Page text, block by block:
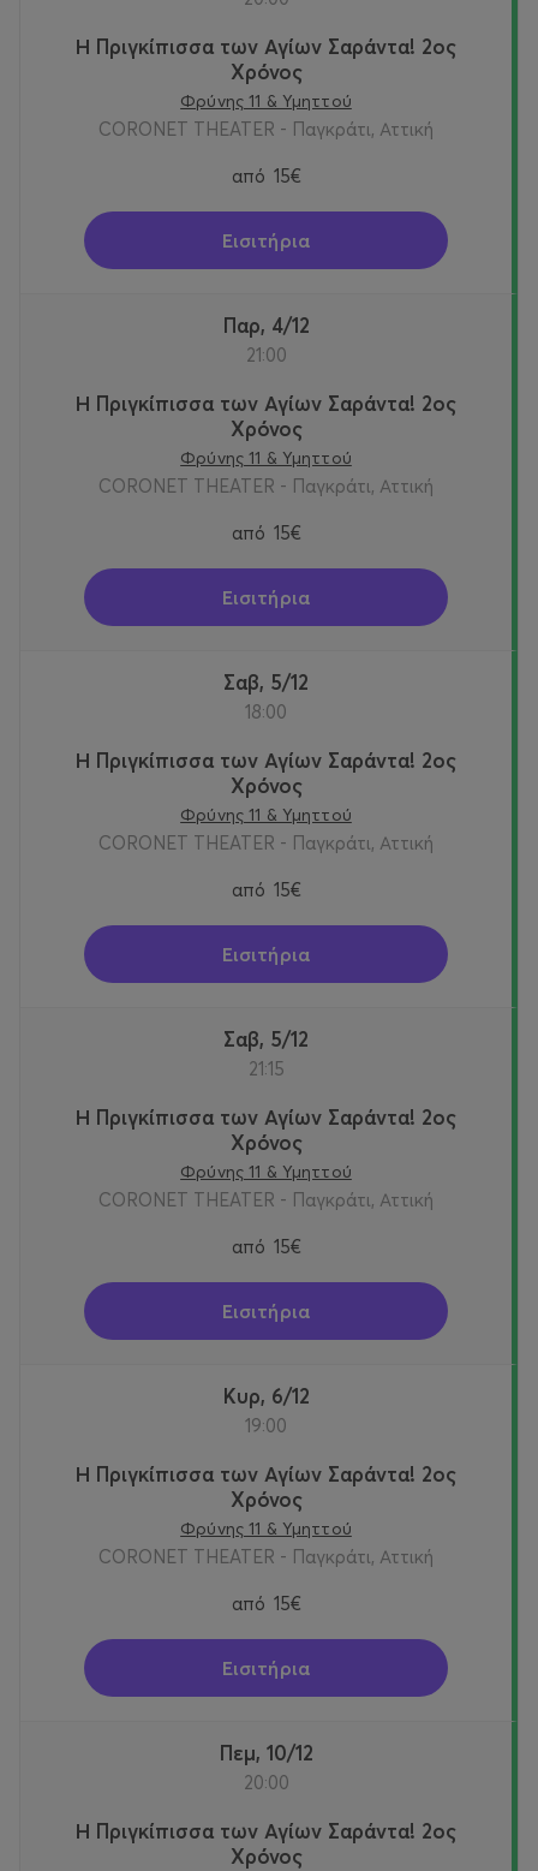
Η Πριγκίπισσα των Αγίων Σαράντα! 2oς
Χρόνος
Φρύνης 11 & Υμηττού
CORONET THEATER - Παγκράτι, Αττική
από 15€
Εισιτήρια
Παρ, 4/12
21:00
Η Πριγκίπισσα των Αγίων Σαράντα! 2oς
Χρόνος
Φρύνης 11 & Υμηττού
CORONET THEATER - Παγκράτι, Αττική
από 15€
Εισιτήρια
Σαβ, 5/12
18:00
Η Πριγκίπισσα των Αγίων Σαράντα! 2oς
Χρόνος
Φρύνης 11 & Υμηττού
CORONET THEATER - Παγκράτι, Αττική
από 15€
Εισιτήρια
Σαβ, 5/12
21:15
Η Πριγκίπισσα των Αγίων Σαράντα! 2oς
Χρόνος
Φρύνης 11 & Υμηττού
CORONET THEATER - Παγκράτι, Αττική
από 15€
Εισιτήρια
Κυρ, 6/12
19:00
Η Πριγκίπισσα των Αγίων Σαράντα! 2oς
Χρόνος
Φρύνης 11 & Υμηττού
CORONET THEATER - Παγκράτι, Αττική
από 15€
Εισιτήρια
Πεμ, 10/12
20:00
Η Πριγκίπισσα των Αγίων Σαράντα! 2oς
Χρόνος